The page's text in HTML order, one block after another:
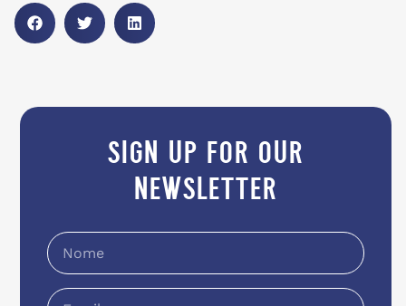
sign up for our
newsletter